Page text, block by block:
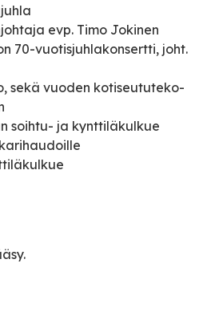
evp. Timo Jokinen
70-vuotisjuhlakonsertti, joht.
sekä vuoden kotiseututeko-
soihtu- ja kynttiläkulkue